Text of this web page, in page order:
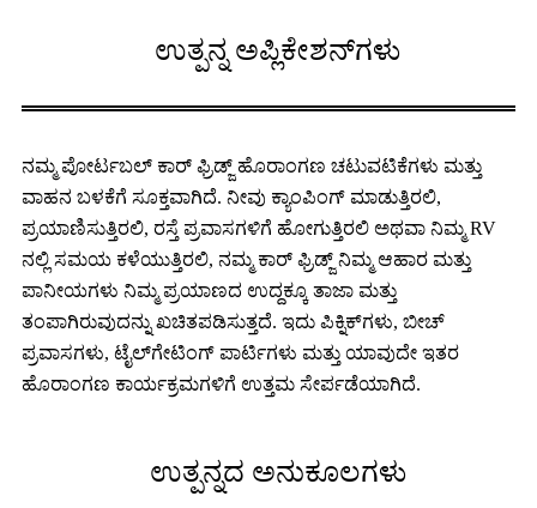
ಉತ್ಪನ್ನ ಅಪ್ಲಿಕೇಶನ್‌ಗಳು
ನಮ್ಮ ಪೋರ್ಟಬಲ್ ಕಾರ್ ಫ್ರಿಡ್ಜ್ ಹೊರಾಂಗಣ ಚಟುವಟಿಕೆಗಳು ಮತ್ತು
ವಾಹನ ಬಳಕೆಗೆ ಸೂಕ್ತವಾಗಿದೆ. ನೀವು ಕ್ಯಾಂಪಿಂಗ್ ಮಾಡುತ್ತಿರಲಿ,
ಪ್ರಯಾಣಿಸುತ್ತಿರಲಿ, ರಸ್ತೆ ಪ್ರವಾಸಗಳಿಗೆ ಹೋಗುತ್ತಿರಲಿ ಅಥವಾ ನಿಮ್ಮ RV
ನಲ್ಲಿ ಸಮಯ ಕಳೆಯುತ್ತಿರಲಿ, ನಮ್ಮ ಕಾರ್ ಫ್ರಿಡ್ಜ್ ನಿಮ್ಮ ಆಹಾರ ಮತ್ತು
ಪಾನೀಯಗಳು ನಿಮ್ಮ ಪ್ರಯಾಣದ ಉದ್ದಕ್ಕೂ ತಾಜಾ ಮತ್ತು
ತಂಪಾಗಿರುವುದನ್ನು ಖಚಿತಪಡಿಸುತ್ತದೆ. ಇದು ಪಿಕ್ನಿಕ್‌ಗಳು, ಬೀಚ್
ಪ್ರವಾಸಗಳು, ಟೈಲ್‌ಗೇಟಿಂಗ್ ಪಾರ್ಟಿಗಳು ಮತ್ತು ಯಾವುದೇ ಇತರ
ಹೊರಾಂಗಣ ಕಾರ್ಯಕ್ರಮಗಳಿಗೆ ಉತ್ತಮ ಸೇರ್ಪಡೆಯಾಗಿದೆ.
ಉತ್ಪನ್ನದ ಅನುಕೂಲಗಳು